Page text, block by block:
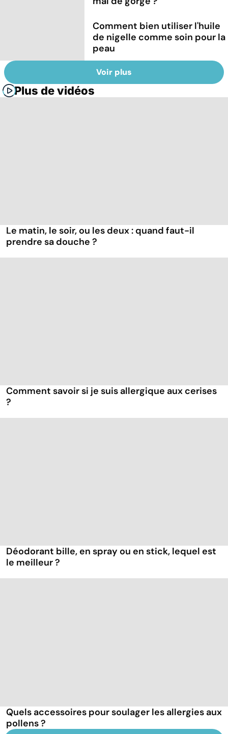
Comment bien utiliser l'huile
de nigelle comme soin pour la
peau
Voir plus
Plus de vidéos
Le matin, le soir, ou les deux : quand faut-il
prendre sa douche ?
Comment savoir si je suis allergique aux cerises
?
Déodorant bille, en spray ou en stick, lequel est
le meilleur ?
Quels accessoires pour soulager les allergies aux
pollens ?